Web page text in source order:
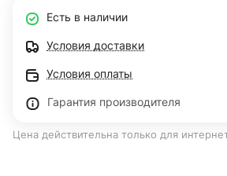
Есть в наличии
Условия доставки
Условия оплаты
Гарантия производителя
Цена действительна только для